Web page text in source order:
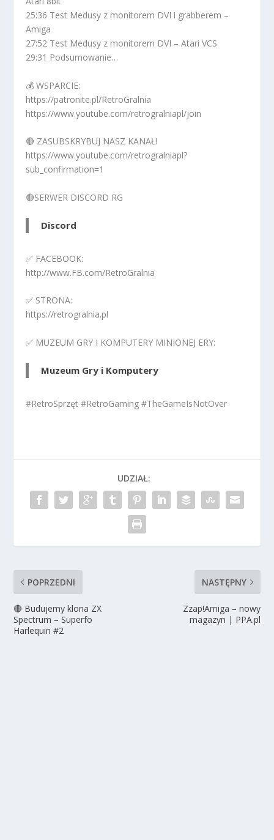
25:36 Test Medusy z monitorem DVI i grabberem –
Amiga
27:52 Test Medusy z monitorem DVI – Atari VCS
29:31 Podsumowanie…
💰 WSPARCIE:
https://patronite.pl/RetroGralnia
https://www.youtube.com/retrogralniapl/join
🔴 ZASUBSKRYBUJ NASZ KANAŁ!
https://www.youtube.com/retrogralniapl?
sub_confirmation=1
🔴SERWER DISCORD RG
Discord
✅ FACEBOOK:
http://www.FB.com/RetroGralnia
✅ STRONA:
https://retrogralnia.pl
✅ MUZEUM GRY I KOMPUTERY MINIONEJ ERY:
Muzeum Gry i Komputery
#RetroSprzęt #RetroGaming #TheGameIsNotOver
UDZIAŁ:
POPRZEDNI
🔴 Budujemy klona ZX
Spectrum – Superfo
Harlequin #2
NASTĘPNY
Zzap!Amiga – nowy
magazyn | PPA.pl